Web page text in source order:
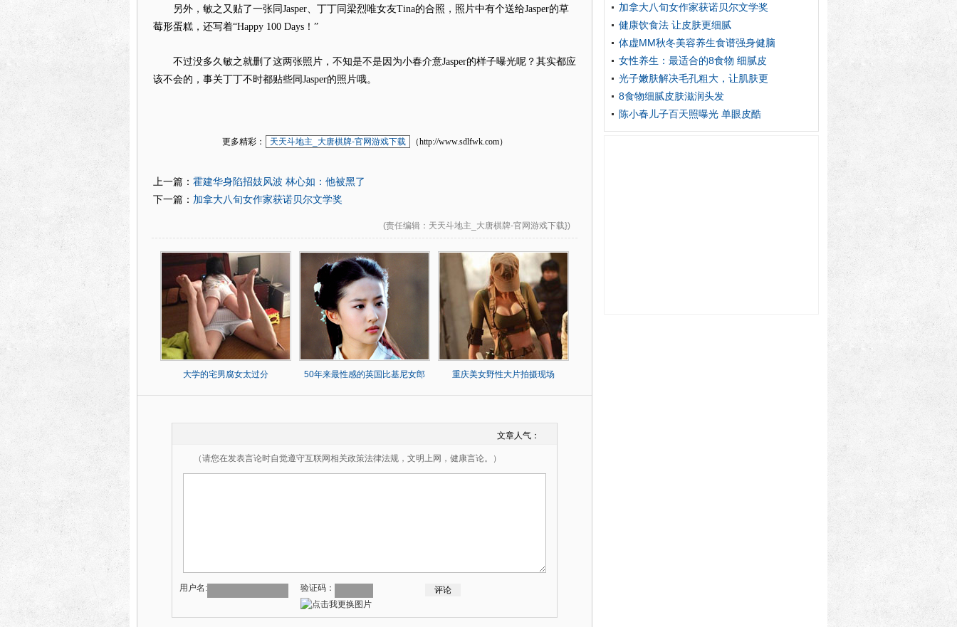
另外，敏之又贴了一张同Jasper、丁丁同梁烈唯女友Tina的合照，照片中有个送给Jasper的草
莓形蛋糕，还写着“Happy 100 Days！”
不过没多久敏之就删了这两张照片，不知是不是因为小春介意Jasper的样子曝光呢？其实都应
该不会的，事关丁丁不时都贴些同Jasper的照片哦。
更多精彩： 天天斗地主_大唐棋牌-官网游戏下载 （http://www.sdlfwk.com）
上一篇： 霍建华身陷招妓风波 林心如：他被黑了
下一篇： 加拿大八旬女作家获诺贝尔文学奖
(责任编辑 ：天天斗地主_大唐棋牌-官网游戏下载})
大学的宅男腐女太过分 50年来最性感的英国比基尼女郎 重庆美女野性大片拍摄现场
文章人气：
（请您在发表言论时自觉遵守互联网相关政策法律法规，文明上网，健康言论。）
用户名: 验证码：
加拿大八旬女作家获诺贝尔文学奖
健康饮食法 让皮肤更细腻
体虚MM秋冬美容养生食谱强身健脑
女性养生：最适合的8食物 细腻皮
光子嫩肤解决毛孔粗大，让肌肤更
8食物细腻皮肤滋润头发
陈小春儿子百天照曝光 单眼皮酷